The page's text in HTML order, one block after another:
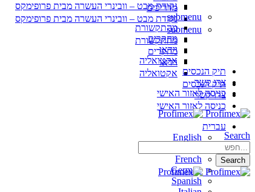
נקודת מבט – וובינרי העשרה מבית פרופימקס
submenu
מהתקשורת
מחקרים
וידאו
אקטואליה
תיק הנכסים
צרו קשר
כניסה לאזור האישי
Search
Search
מדריכים
נקודת מבט – וובינרי העשרה מבית פרופימקס
submenu
מהתקשורת
מחקרים
וידאו
אקטואליה
תיק הנכסים
צרו קשר
כניסה לאזור האישי
עברית
English
French
German
Spanish